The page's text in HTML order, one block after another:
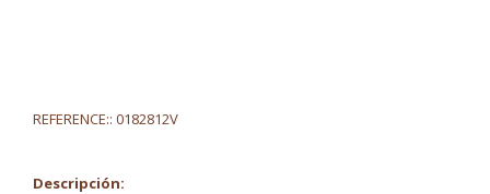
REFERENCE:: 0182812V
Descripción: